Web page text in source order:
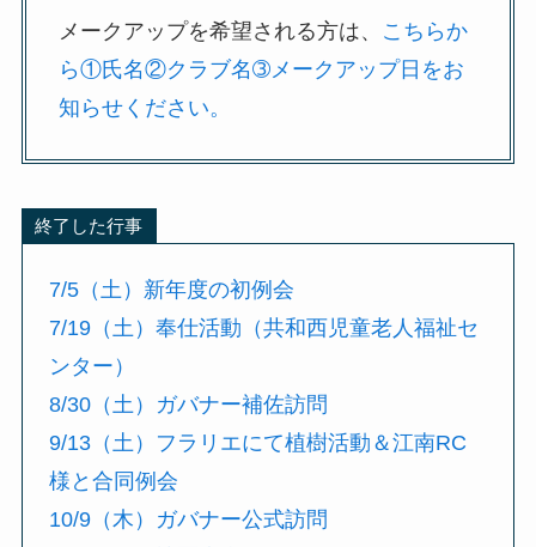
メークアップを希望される方は、
こちらか
ら①氏名②クラブ名➂メークアップ日をお
知らせください。
終了した行事
7/5（土）新年度の初例会
7/19（土）奉仕活動（共和西児童老人福祉セ
ンター）
8/30（土）ガバナー補佐訪問
9/13（土）フラリエにて植樹活動＆江南RC
様と合同例会
10/9（木）ガバナー公式訪問